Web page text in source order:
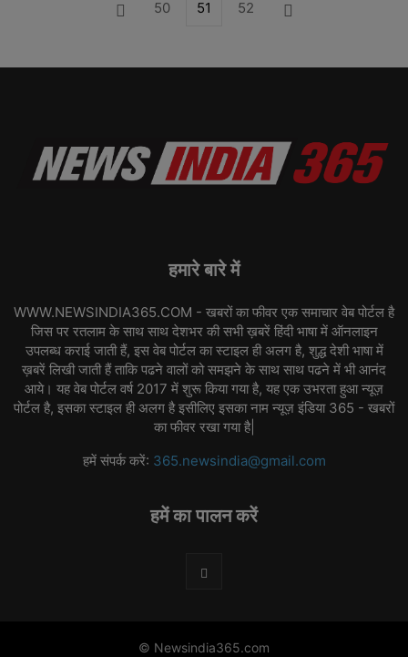
50 51 52
हमारे बारे में
WWW.NEWSINDIA365.COM - खबरों का फीवर एक समाचार वेब पोर्टल है
जिस पर रतलाम के साथ साथ देशभर की सभी ख़बरें हिंदी भाषा में ऑनलाइन
उपलब्ध कराई जाती हैं, इस वेब पोर्टल का स्टाइल ही अलग है, शुद्ध देशी भाषा में
ख़बरें लिखी जाती हैं ताकि पढने वालों को समझने के साथ साथ पढने में भी आनंद
आये। यह वेब पोर्टल वर्ष 2017 में शुरू किया गया है, यह एक उभरता हुआ न्यूज़
पोर्टल है, इसका स्टाइल ही अलग है इसीलिए इसका नाम न्यूज़ इंडिया 365 - खबरों
का फीवर रखा गया है|
हमें संपर्क करें: 365.newsindia@gmail.com
हमें का पालन करें
© Newsindia365.com